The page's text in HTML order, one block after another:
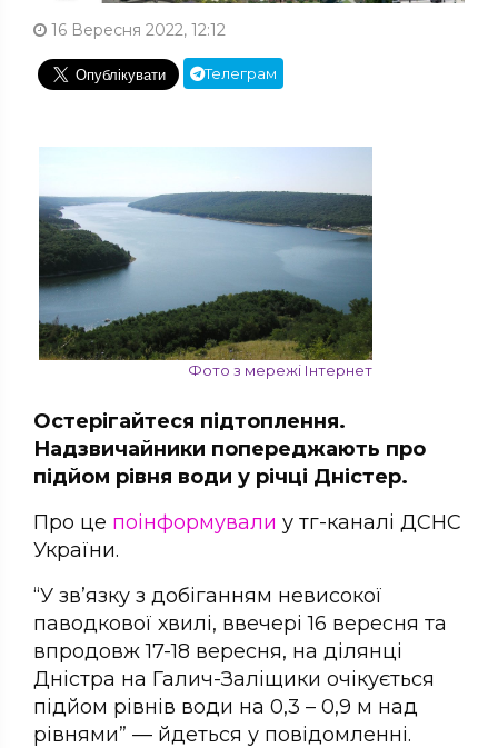
16 Вересня 2022, 12:12
Телеграм
Фото з мережі Інтернет
Остерігайтеся підтоплення.
Надзвичайники попереджають про
підйом рівня води у річці Дністер.
Про це поінформували у тг-каналі ДСНС
України.
“У зв’язку з добiганням невисокої
паводкової хвилi, ввечерi 16 вересня та
впродовж 17-18 вересня, на дiлянцi
Днiстра на Галич-Залiщики очiкується
пiдйом рiвнiв води на 0,3 – 0,9 м над
рiвнями” — йдеться у повідомленні.